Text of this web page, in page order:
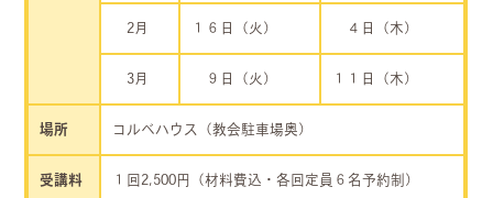
2月 １６日（火） ４日（木）
3月 ９日（火） １１日（木）
場所 コルベハウス（教会駐車場奥）
受講料 １回2,500円（材料費込・各回定員６名予約制）